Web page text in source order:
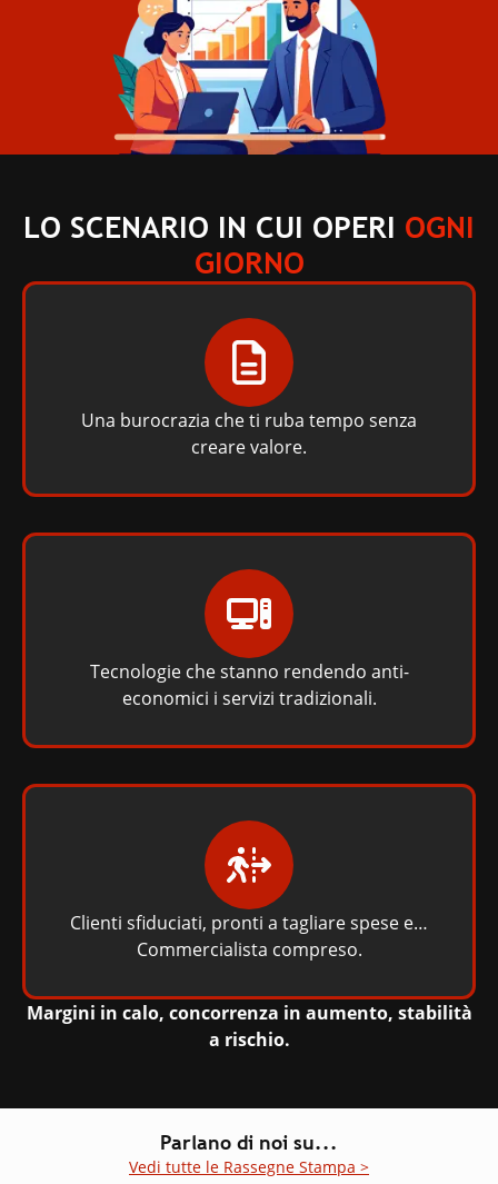
LO SCENARIO IN CUI OPERI OGNI
GIORNO
Una burocrazia che ti ruba tempo senza
creare valore.
Tecnologie che stanno rendendo anti-
economici i servizi tradizionali.
Clienti sfiduciati, pronti a tagliare spese e…
Commercialista compreso.
Margini in calo, concorrenza in aumento, stabilità
a rischio.
Parlano di noi su...
Vedi tutte le Rassegne Stampa >